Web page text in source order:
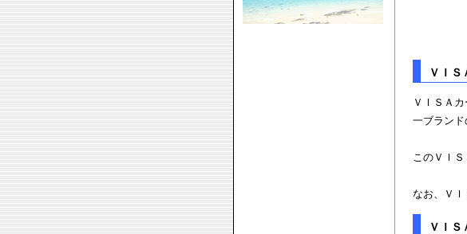
ＶＩＳ
ＶＩＳＡ
一ブランド
このＶＩ
なお、ＶＩ
ＶＩＳ